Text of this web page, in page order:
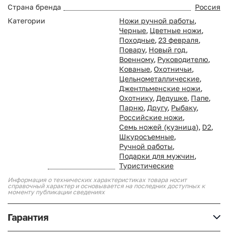
Страна бренда
Россия
Категории
Ножи ручной работы,
Черные, Цветные ножи,
Походные, 23 февраля,
Повару, Новый год,
Военному, Руководителю,
Кованые, Охотничьи,
Цельнометаллические,
Джентльменские ножи,
Охотнику, Дедушке, Папе,
Парню, Другу, Рыбаку,
Российские ножи,
Семь ножей (кузница), D2,
Шкуросъемные,
Ручной работы,
Подарки для мужчин,
Туристические
Информация о технических характеристиках товара носит
справочный характер и основывается на последних доступных к
моменту публикации сведениях
Гарантия